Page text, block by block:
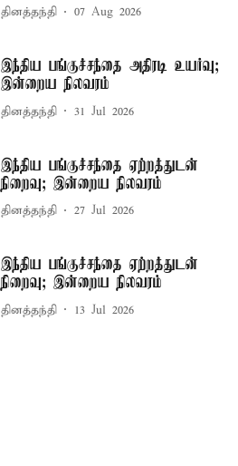
தினத்தந்தி 07 Aug 2026
இந்திய பங்குச்சந்தை அதிரடி உயர்வு;
இன்றைய நிலவரம்
தினத்தந்தி 31 Jul 2026
இந்திய பங்குச்சந்தை ஏற்றத்துடன்
நிறைவு; இன்றைய நிலவரம்
தினத்தந்தி 27 Jul 2026
இந்திய பங்குச்சந்தை ஏற்றத்துடன்
நிறைவு; இன்றைய நிலவரம்
தினத்தந்தி 13 Jul 2026